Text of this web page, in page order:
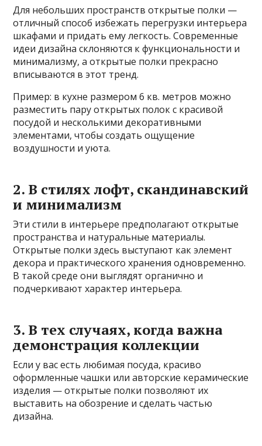
Для небольших пространств открытые полки —
отличный способ избежать перегрузки интерьера
шкафами и придать ему легкость. Современные
идеи дизайна склоняются к функциональности и
минимализму, а открытые полки прекрасно
вписываются в этот тренд.
Пример: в кухне размером 6 кв. метров можно
разместить пару открытых полок с красивой
посудой и несколькими декоративными
элементами, чтобы создать ощущение
воздушности и уюта.
2. В стилях лофт, скандинавский
и минимализм
Эти стили в интерьере предполагают открытые
пространства и натуральные материалы.
Открытые полки здесь выступают как элемент
декора и практического хранения одновременно.
В такой среде они выглядят органично и
подчеркивают характер интерьера.
3. В тех случаях, когда важна
демонстрация коллекции
Если у вас есть любимая посуда, красиво
оформленные чашки или авторские керамические
изделия — открытые полки позволяют их
выставить на обозрение и сделать частью
дизайна.